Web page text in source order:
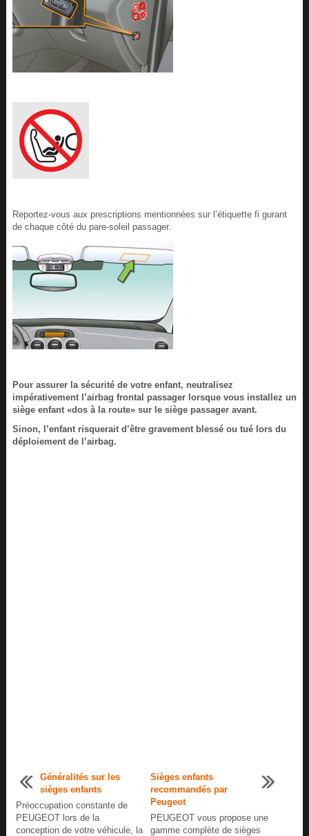
Reportez-vous aux prescriptions mentionnées sur l’étiquette fi gurant
de chaque côté du pare-soleil passager.
Pour assurer la sécurité de votre enfant, neutralisez
impérativement l’airbag frontal passager lorsque vous installez un
siège enfant «dos à la route» sur le siège passager avant.
Sinon, l’enfant risquerait d’être gravement blessé ou tué lors du
déploiement de l’airbag.
Généralités sur les
sièges enfants
Préoccupation constante de
PEUGEOT lors de la
conception de votre véhicule, la
Sièges enfants
recommandés par
Peugeot
PEUGEOT vous propose une
gamme complète de sièges